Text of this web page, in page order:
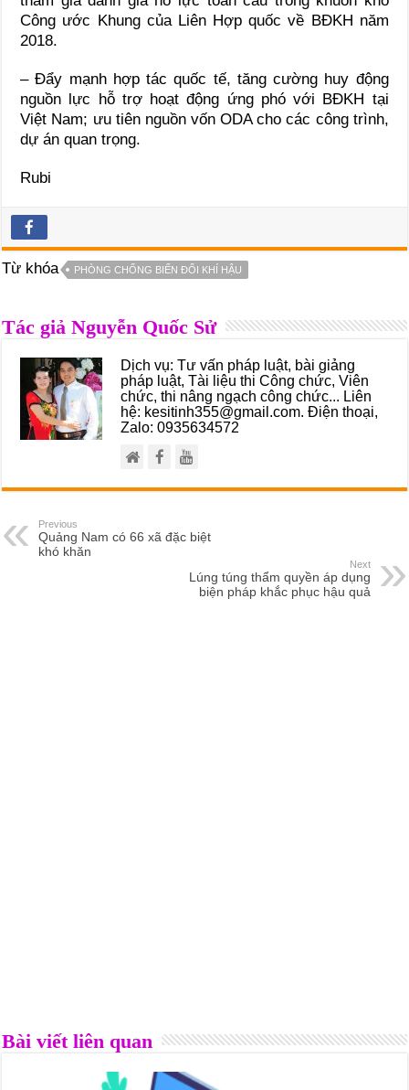
Công ước Khung của Liên Hợp quốc về BĐKH năm
2018.
– Đẩy mạnh hợp tác quốc tế, tăng cường huy động
nguồn lực hỗ trợ hoạt động ứng phó với BĐKH tại
Việt Nam; ưu tiên nguồn vốn ODA cho các công trình,
dự án quan trọng.
Rubi
Từ khóa PHÒNG CHỐNG BIẾN ĐỔI KHÍ HẬU
Tác giả Nguyễn Quốc Sử
Dịch vụ: Tư vấn pháp luật, bài giảng
pháp luật, Tài liệu thi Công chức, Viên
chức, thi nâng ngạch công chức... Liên
hệ: kesitinh355@gmail.com. Điện thoại,
Zalo: 0935634572
Previous
Quảng Nam có 66 xã đặc biệt
khó khăn
Next
Lúng túng thẩm quyền áp dụng
biện pháp khắc phục hậu quả
Bài viết liên quan